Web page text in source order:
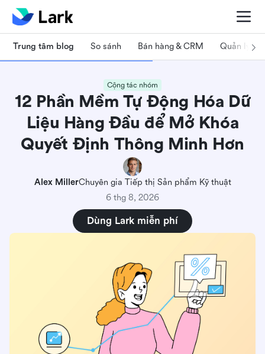
Trung tâm blog So sánh Bán hàng & CRM Quản lý dự
Cộng tác nhóm
12 Phần Mềm Tự Động Hóa Dữ
Liệu Hàng Đầu để Mở Khóa
Quyết Định Thông Minh Hơn
Alex MillerChuyên gia Tiếp thị Sản phẩm Kỹ thuật
6 thg 8, 2026
Dùng Lark miễn phí